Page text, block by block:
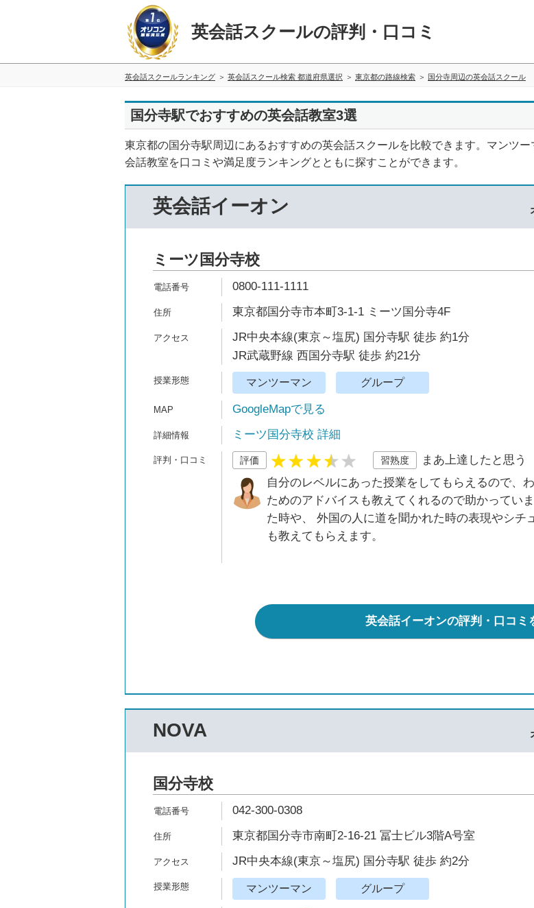
英会話スクールの評判・口コミ
英会話スクールランキング 英会話スクール検索 都道府県選択 東京都の路線検索 国分寺周辺の英会話スクール
国分寺駅でおすすめの英会話教室3選
東京都の国分寺駅周辺にあるおすすめの英会話スクールを比較できます。マンツ
会話教室を口コミや満足度ランキングとともに探すことができます。
英会話イーオン
ミーツ国分寺校
0800-111-1111
東京都国分寺市本町3-1-1 ミーツ国分寺4F
JR中央本線(東京～塩尻) 国分寺駅 徒歩 約1分
JR武蔵野線 西国分寺駅 徒歩 約21分
マンツーマン グループ
GoogleMapで見る
ミーツ国分寺校 詳細
評価 習熟度
まあ上達したと思う
自分のレベルにあった授業をしてもらえるので、
ためのアドバイスも教えてくれるので助かってい
た時や、 外国の人に道を聞かれた時の表現やシ
も教えてもらえます。
英会話イーオンの評判・口コミ
NOVA
国分寺校
042-300-0308
東京都国分寺市南町2-16-21 冨士ビル3階A号室
JR中央本線(東京～塩尻) 国分寺駅 徒歩 約2分
マンツーマン グループ